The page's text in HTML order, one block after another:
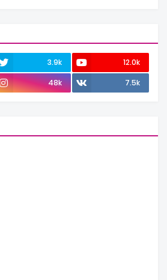
3.9k
12.0k
48k 7.5k